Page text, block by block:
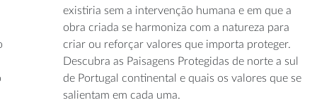
existiria sem a intervenção humana e em que a
obra criada se harmoniza com a natureza para
criar ou reforçar valores que importa proteger.
Descubra as Paisagens Protegidas de norte a sul
de Portugal continental e quais os valores que se
salientam em cada uma.